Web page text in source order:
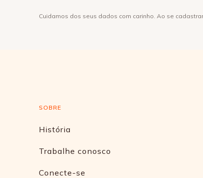
Cuidamos dos seus dados com carinho. Ao se
SOBRE
História
Trabalhe conosco
Conecte-se